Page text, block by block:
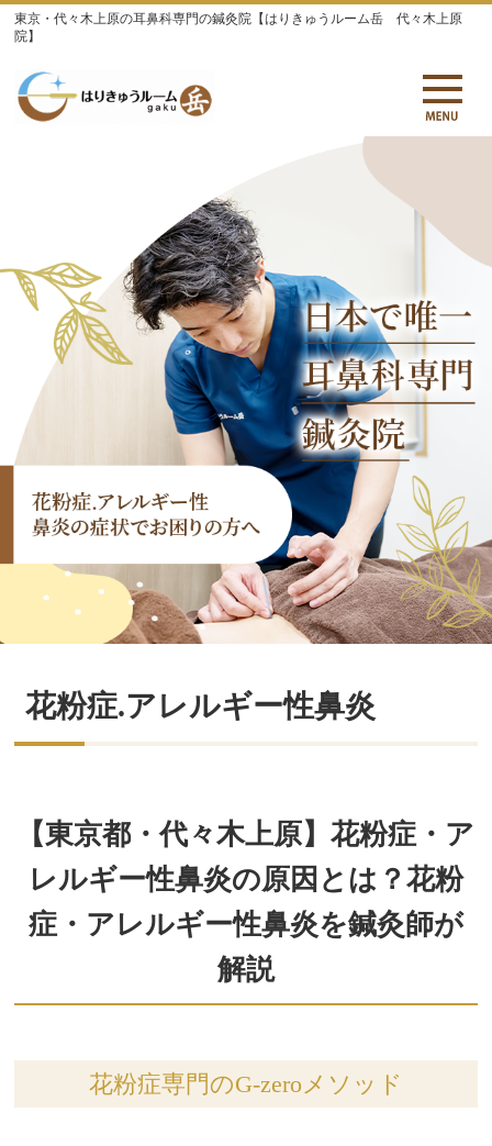
東京・代々木上原の耳鼻科専門の鍼灸院【はりきゅうルーム岳 代々木上原
院】
花粉症.アレルギー性鼻炎
【東京都・代々木上原】花粉症・ア
レルギー性鼻炎の原因とは？花粉
症・アレルギー性鼻炎を鍼灸師が
解説
花粉症専門のG-zeroメソッド